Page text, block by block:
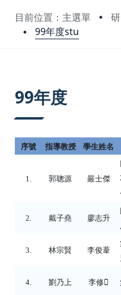
目前位置：主選單
99年度stu
99年度
序號 指導教授 學生姓名
1. 郭聰源 嚴士傑
2. 戴子堯 廖志升
3. 林宗賢 李俊葦
4. 劉乃上 李修